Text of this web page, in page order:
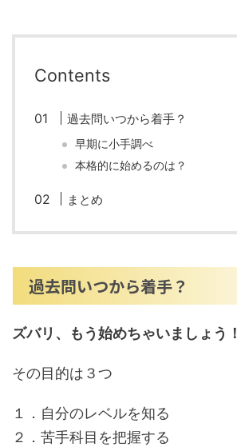
Contents
過去問いつから着手？
早期に小手調べ
本格的に始めるのは？
まとめ
過去問いつから着手？
ズバリ、もう始めちゃいましょう！
その目的は３つ
１．自分のレベルを知る
２．苦手科目を把握する